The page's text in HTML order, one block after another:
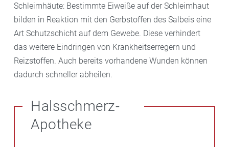
Schleimhäute: Bestimmte Eiweiße auf der Schleimhaut
bilden in Reaktion mit den Gerbstoffen des Salbeis eine
Art Schutzschicht auf dem Gewebe. Diese verhindert
das weitere Eindringen von Krankheitserregern und
Reizstoffen. Auch bereits vorhandene Wunden können
dadurch schneller abheilen.
Halsschmerz-
Apotheke